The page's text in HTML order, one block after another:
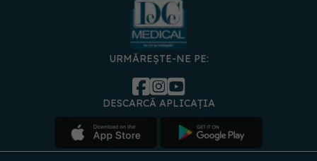
URMĂREȘTE-NE PE:
DESCARCĂ APLICAȚIA